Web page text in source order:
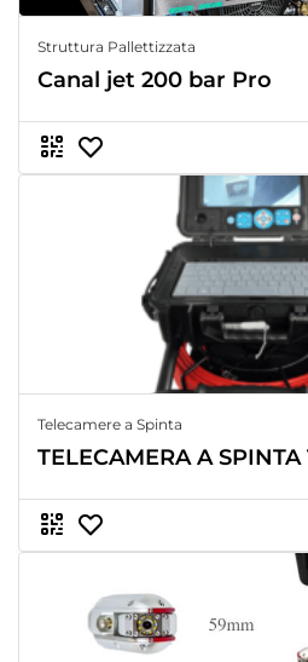
Struttura Pallettizzata
Canal jet 200 bar Pro
Telecamere a Spinta
TELECAMERA A SPINTA